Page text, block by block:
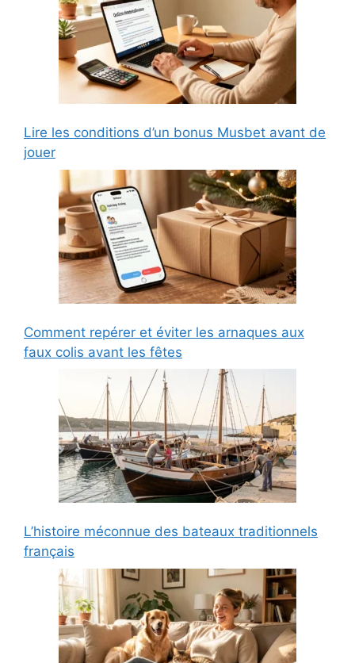
Lire les conditions d’un bonus Musbet avant de
jouer
Comment repérer et éviter les arnaques aux
faux colis avant les fêtes
L’histoire méconnue des bateaux traditionnels
français